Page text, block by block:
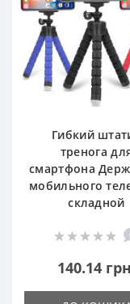
Гибкий
тренога
смартфона
мобильного
складной
140.14